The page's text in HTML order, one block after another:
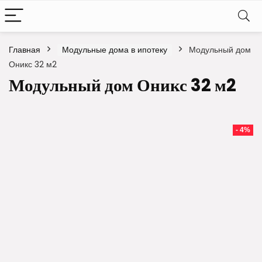
Главная Модульные дома в ипотеку
Модульный дом
Оникс 32 м2
Модульный дом Оникс 32 м2
- 4%